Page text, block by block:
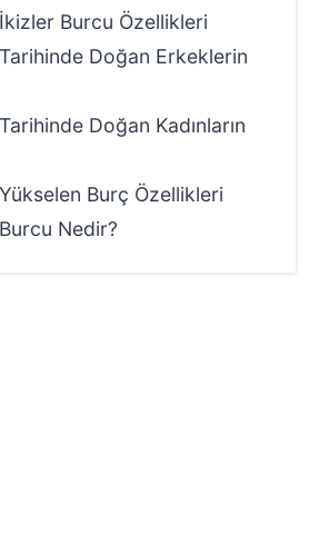
Burcu Özellikleri
Doğan Erkeklerin
Doğan Kadınların
Burç Özellikleri
Nedir?